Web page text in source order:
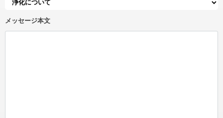
メッセージ本文